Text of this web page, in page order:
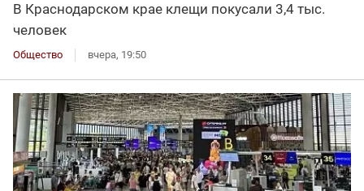
В Краснодарском крае клещи покусали 3,4 тыс.
человек
Общество вчера, 19:50